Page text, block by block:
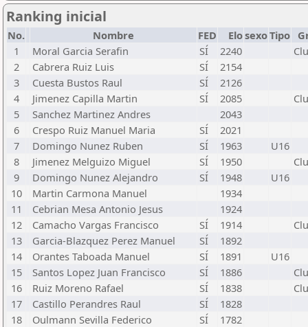
Ranking inicial
No. Nombre FED ElosexoTipo
1
Moral Garcia Serafin SÍ 2240
2
Cabrera Ruiz Luis SÍ
2154
3
Cuesta Bustos Raul SÍ
2126
4
Jimenez Capilla Martin SÍ 2085
5
Sanchez Martinez Andres
2043
6
Crespo Ruiz Manuel Maria SÍ
2021
7
Domingo Nunez Ruben SÍ 1963
U16
8
Jimenez Melguizo Miguel SÍ 1950
9
Domingo Nunez Alejandro SÍ 1948
U16
10
Martin Carmona Manuel
1934
11
Cebrian Mesa Antonio Jesus
1924
12
Camacho Vargas Francisco SÍ 1914
13
Garcia-Blazquez Perez Manuel SÍ
1892
14
Orantes Taboada Manuel SÍ 1891
U16
15
Santos Lopez Juan Francisco SÍ 1886
16
Ruiz Moreno Rafael SÍ 1838
17
Castillo Perandres Raul SÍ
1828
18
Oulmann Sevilla Federico SÍ
1782